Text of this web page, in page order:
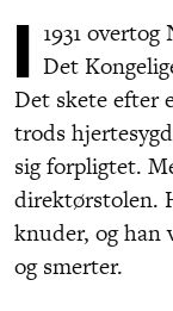
I 1931
Det
Det skete efter
trods
sig forpligtet.
direktørstolen.
knuder, og han
og smerter.